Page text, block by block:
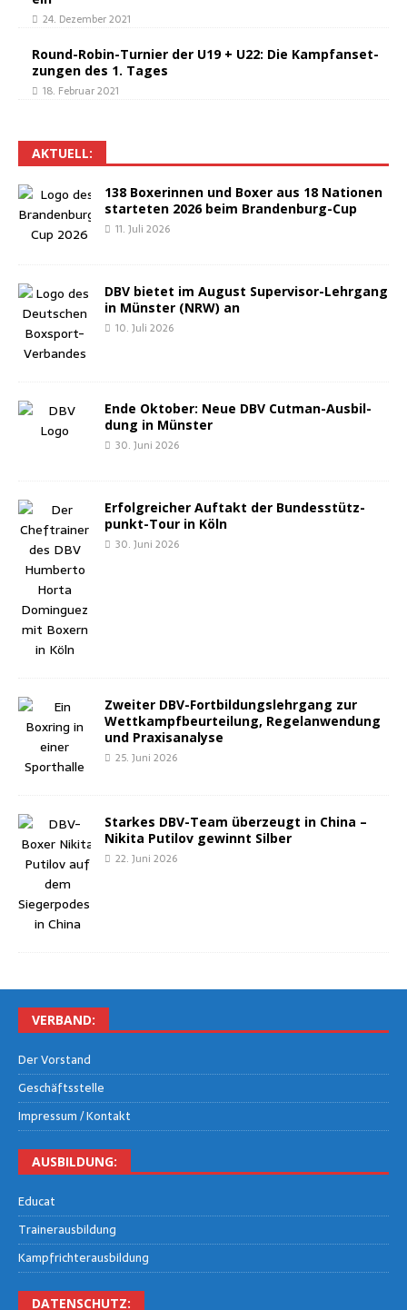
24. Dezember 2021
Round-Robin-Tur­nier der U19 + U22: Die Kampf­an­set­
zun­gen des 1. Tages
18. Februar 2021
AKTU­ELL:
138 Boxe­rin­nen und Boxer aus 18 Natio­nen
star­te­ten 2026 beim Brandenburg-Cup
11. Juli 2026
DBV bie­tet im August Super­vi­sor-Lehr­gang
in Müns­ter (NRW) an
10. Juli 2026
Ende Okto­ber: Neue DBV Cut­man-Aus­bil­
dung in Münster
30. Juni 2026
Erfolg­rei­cher Auf­takt der Bun­des­stütz­
punkt-Tour in Köln
30. Juni 2026
Zwei­ter DBV-Fort­bil­dungs­lehr­gang zur
Wett­kampf­be­ur­tei­lung, Regel­an­wen­dung
und Praxisanalyse
25. Juni 2026
Star­kes DBV-Team über­zeugt in Chi­na –
Niki­ta Puti­l­ov gewinnt Silber
22. Juni 2026
VER­BAND:
Der Vor­stand
Geschäfts­stel­le
Impres­sum / Kontakt
AUS­BIL­DUNG:
Edu­cat
Trai­ner­aus­bil­dung
Kampf­rich­ter­aus­bil­dung
DATEN­SCHUTZ: